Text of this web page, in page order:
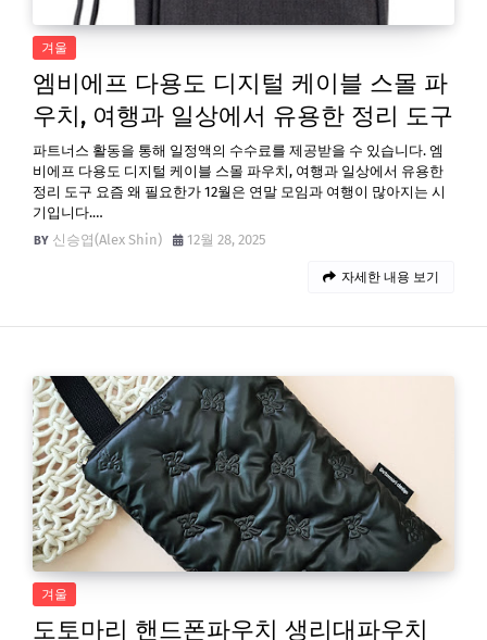
겨울
엠비에프 다용도 디지털 케이블 스몰 파
우치, 여행과 일상에서 유용한 정리 도구
파트너스 활동을 통해 일정액의 수수료를 제공받을 수 있습니다. 엠
비에프 다용도 디지털 케이블 스몰 파우치, 여행과 일상에서 유용한
정리 도구 요즘 왜 필요한가 12월은 연말 모임과 여행이 많아지는 시
기입니다.…
신승엽(Alex Shin)
12월 28, 2025
자세한 내용 보기
겨울
도토마리 핸드폰파우치 생리대파우치